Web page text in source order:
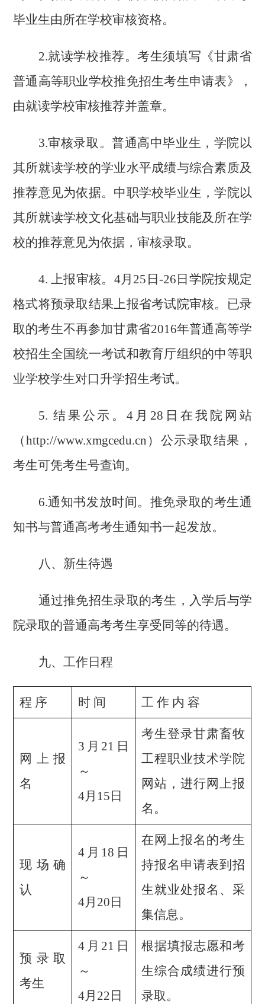
毕业生由所在学校审核资格。
2.就读学校推荐。考生须填写《甘肃省
普通高等职业学校推免招生考生申请表》，
由就读学校审核推荐并盖章。
3.审核录取。普通高中毕业生，学院以
其所就读学校的学业水平成绩与综合素质及
推荐意见为依据。中职学校毕业生，学院以
其所就读学校文化基础与职业技能及所在学
校的推荐意见为依据，审核录取。
4.上报审核。 4月 25 日-26 日学院按规定
格式将预录取结果上报省考试院审核。已录
取的考生不再参加甘肃省2016年普通高等学
校招生全国统一考试和教育厅组织的中等职
业学校学生对口升学招生考试。
5. 结果公示。4 月 28 日在我院网站
（http://www.xmgcedu.cn ）公示录取结果，
考生可凭考生号查询。
6.通知书发放时间。推免录取的考生通
知书与普通高考考生通知书一起发放。
八、新生待遇
通过推免招生录取的考生，入学后与学
院录取的普通高考考生享受同等的待遇。
九、工作日程
程 序 时 间 工 作 内 容
网上报
名
3 月 21 日
～
4月 15 日
考生登录甘肃畜牧
工程职业技术学院
网站，进行网上报
名。
现场确
认
4 月 18 日
～
4月 20 日
在网上报名的考生
持报名申请表到招
生就业处报名、采
集信息。
预录取
考生
4 月 21 日
～
4月 22 日
根据填报志愿和考
生综合成绩进行预
录取。